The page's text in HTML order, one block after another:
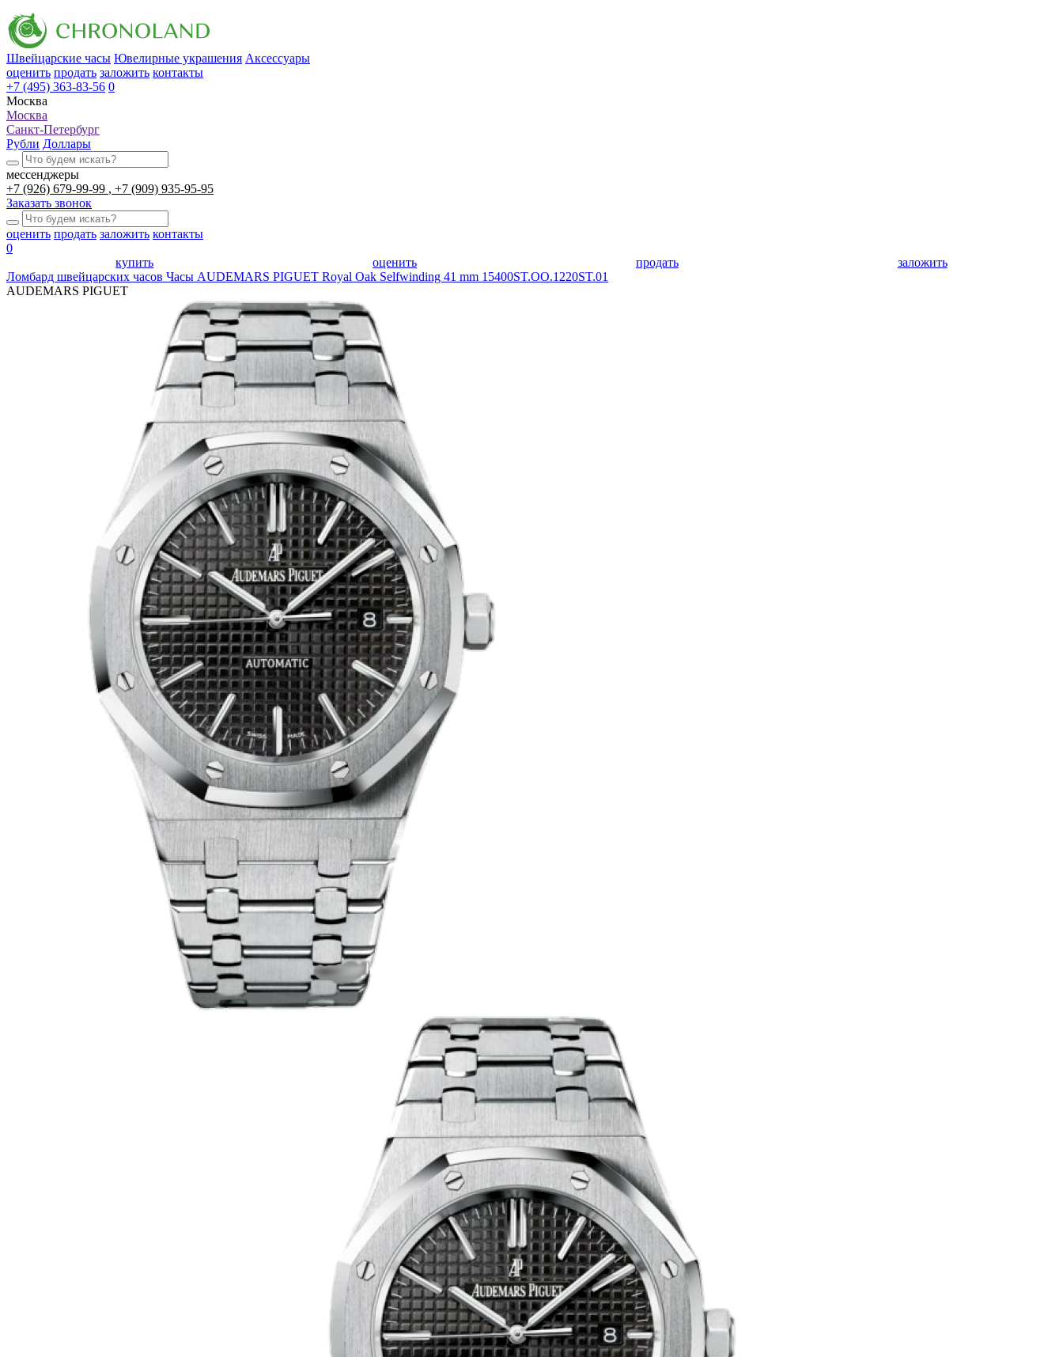
Швейцарские часы Ювелирные украшения Аксессуары
оценить продать заложить контакты
+7 (495) 363-83-56 0
Москва
Москва
Санкт-Петербург
Рубли Доллары
мессенджеры
+7 (926) 679-99-99
+7 (909) 935-95-95
Заказать звонок
оценить продать заложить контакты
0
купить
оценить продать
заложить
Ломбард швейцарских часов Часы AUDEMARS PIGUET Royal Oak Selfwinding 41 mm 15400ST.OO.1220ST.01
AUDEMARS PIGUET